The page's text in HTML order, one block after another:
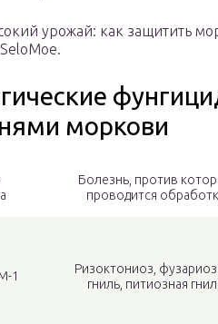
урожай: как защитить
моркови
Болезнь, против
проводится
1
Ризоктониоз,
гниль, питиозная